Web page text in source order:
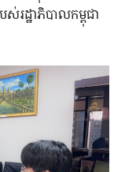
ស់រដ្ឋាភិបាលកម្ពុជា